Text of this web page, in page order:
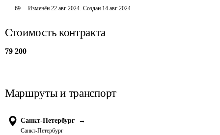
69 Изменён22 авг 2024. Создан 14 авг 2024
Стоимость контракта
79 200
Маршруты и транспорт
Санкт-Петербург →
Санкт-Петербург